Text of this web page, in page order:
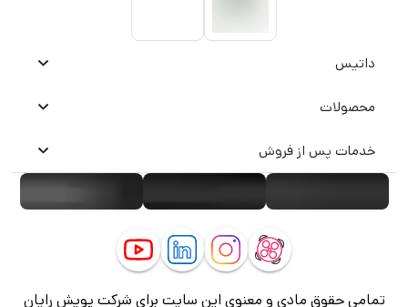
داتیس
محصولات
خدمات پس از فروش
تمامی حقوق مادی و معنوی این سایت برای شرکت پویش رایان